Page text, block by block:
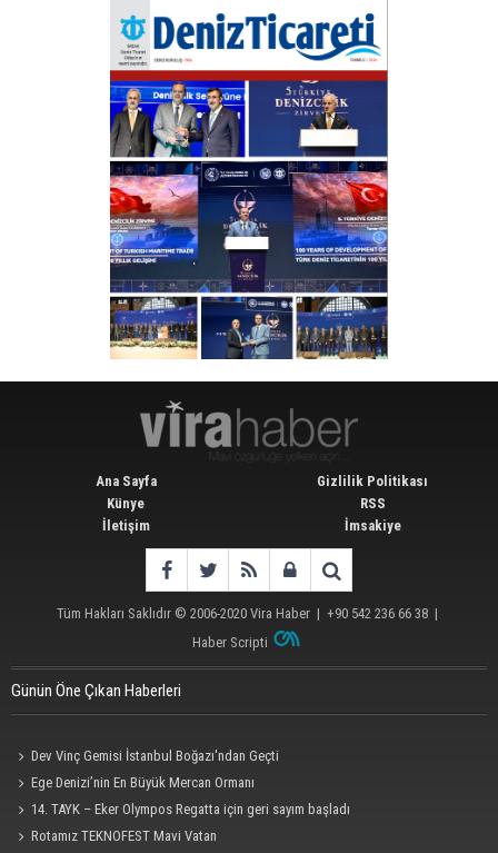
Ana Sayfa
Künye
İletişim
Gizlilik Politikası
RSS
İmsakiye
Tüm Hakları Saklıdır © 2006-2020 Vira Haber | +90 542 236 66 38 |
Haber Scripti
Günün Öne Çıkan Haberleri
Dev Vinç Gemisi İstanbul Boğazı'ndan Geçti
Ege Denizi’nin En Büyük Mercan Ormanı
14. TAYK – Eker Olympos Regatta için geri sayım başladı
Rotamız TEKNOFEST Mavi Vatan